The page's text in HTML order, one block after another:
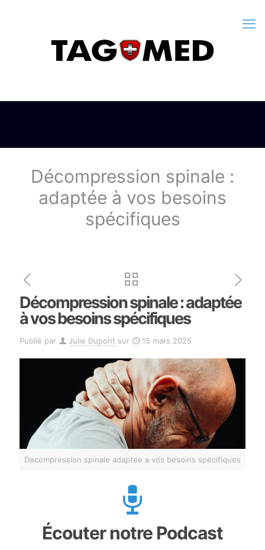
Décompression spinale :
adaptée à vos besoins
spécifiques
Décompression spinale : adaptée
à vos besoins spécifiques
Publié par Julie Dupont sur 15 mars 2025
Decompression spinale adaptee a vos besoins specifiques
Écouter notre Podcast